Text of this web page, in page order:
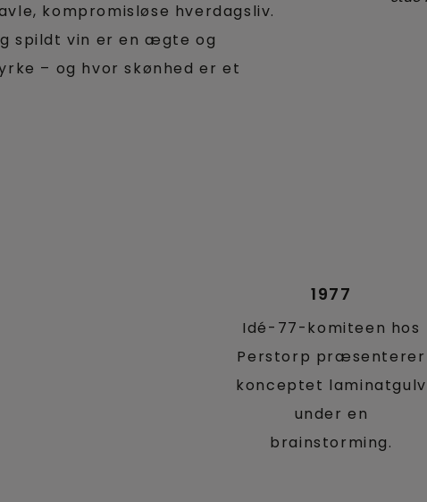
kompromisløse hverdagsliv.
spildt vin er en ægte og
– og hvor skønhed er et
1977
Idé-77-komiteen hos
Perstorp præsenterer
konceptet laminatgulv
under en
brainstorming.